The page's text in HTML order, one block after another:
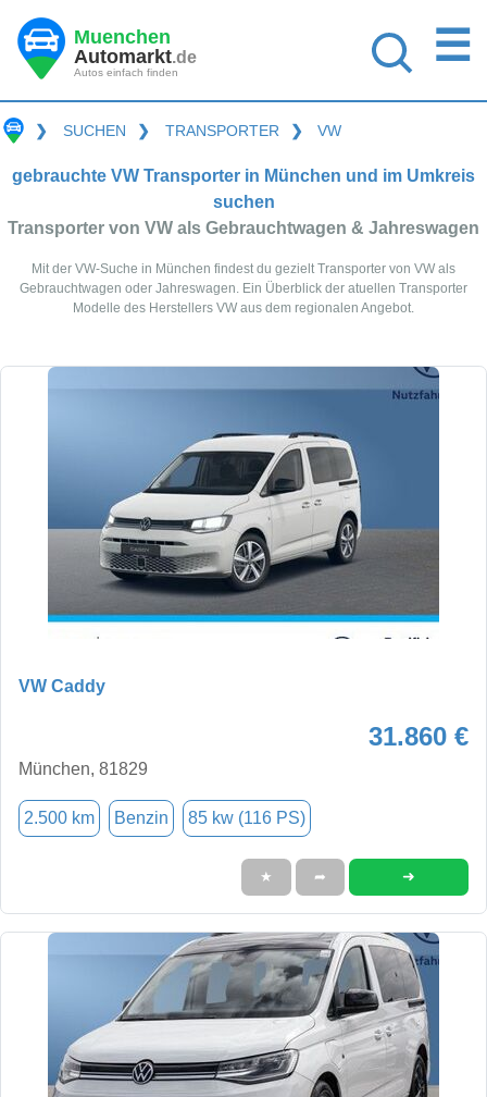
Muenchen
Automarkt.de
Autos einfach finden
☰
❯ SUCHEN ❯ TRANSPORTER ❯ VW
gebrauchte VW Transporter in München und im Umkreis
suchen
Transporter von VW als Gebrauchtwagen & Jahreswagen
Mit der VW-Suche in München findest du gezielt Transporter von VW als
Gebrauchtwagen oder Jahreswagen. Ein Überblick der atuellen Transporter
Modelle des Herstellers VW aus dem regionalen Angebot.
VW Caddy
31.860 €
München, 81829
2.500 km Benzin 85 kw (116 PS)
★ ➦ ➜